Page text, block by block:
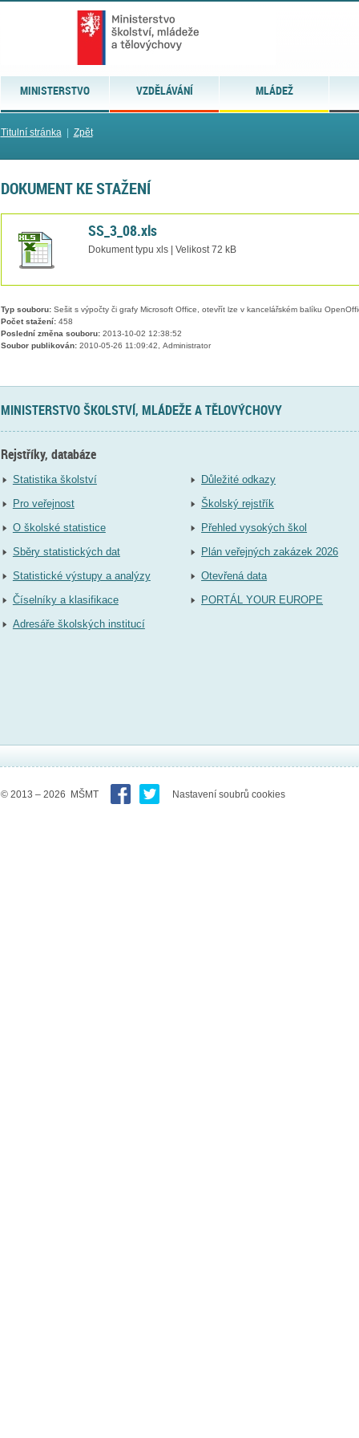
MINISTERSTVO VZDĚLÁVÁNÍ MLÁDEŽ
Titulní stránka| Zpět
DOKUMENT KE STAŽENÍ
SS_3_08.xls
Dokument typu xls | Velikost 72 kB
Typ souboru:Sešit s výpočty či grafy Microsoft Office, otevřít lze v kancelářském balíku
Počet stažení:458
Poslední změna souboru:2013-10-02 12:38:52
Soubor publikován:2010-05-26 11:09:42, Administrator
MINISTERSTVO ŠKOLSTVÍ, MLÁDEŽE A TĚLOVÝCHOVY
Rejstříky, databáze
Statistika školství
Pro veřejnost
O školské statistice
Sběry statistických dat
Statistické výstupy a analýzy
Číselníky a klasifikace
Adresáře školských institucí
Důležité odkazy
Školský rejstřík
Přehled vysokých škol
Plán veřejných zakázek 2026
Otevřená data
PORTÁL YOUR EUROPE
© 2013 – 2026 MŠMT Nastavení soubrů cookies